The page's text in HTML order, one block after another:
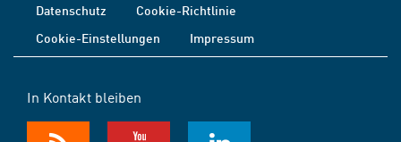
Datenschutz
Cookie-Richtlinie
Cookie-Einstellungen
Impressum
In Kontakt bleiben